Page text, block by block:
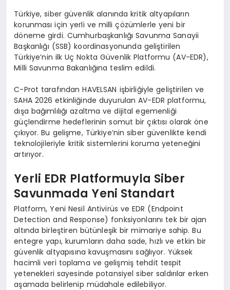
Türkiye, siber güvenlik alanında kritik altyapıların
korunması için yerli ve milli çözümlerle yeni bir
döneme girdi. Cumhurbaşkanlığı Savunma Sanayii
Başkanlığı (SSB) koordinasyonunda geliştirilen
Türkiye’nin ilk Uç Nokta Güvenlik Platformu (AV-EDR),
Milli Savunma Bakanlığına teslim edildi.
C-Prot tarafından HAVELSAN işbirliğiyle geliştirilen ve
SAHA 2026 etkinliğinde duyurulan AV-EDR platformu,
dışa bağımlılığı azaltma ve dijital egemenliği
güçlendirme hedeflerinin somut bir çıktısı olarak öne
çıkıyor. Bu gelişme, Türkiye’nin siber güvenlikte kendi
teknolojileriyle kritik sistemlerini koruma yeteneğini
artırıyor.
Yerli EDR Platformuyla Siber
Savunmada Yeni Standart
Platform, Yeni Nesil Antivirüs ve EDR (Endpoint
Detection and Response) fonksiyonlarını tek bir ajan
altında birleştiren bütünleşik bir mimariye sahip. Bu
entegre yapı, kurumların daha sade, hızlı ve etkin bir
güvenlik altyapısına kavuşmasını sağlıyor. Yüksek
hacimli veri toplama ve gelişmiş tehdit tespit
yetenekleri sayesinde potansiyel siber saldırılar erken
aşamada belirlenip müdahale edilebiliyor.